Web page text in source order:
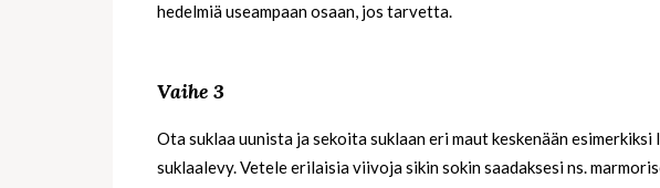
hedelmiä useampaan osaan, jos tarvetta.
Vaihe 3
Ota suklaa uunista ja sekoita suklaan eri maut keskenään
suklaalevy. Vetele erilaisia viivoja sikin sokin saadaksesi ns.